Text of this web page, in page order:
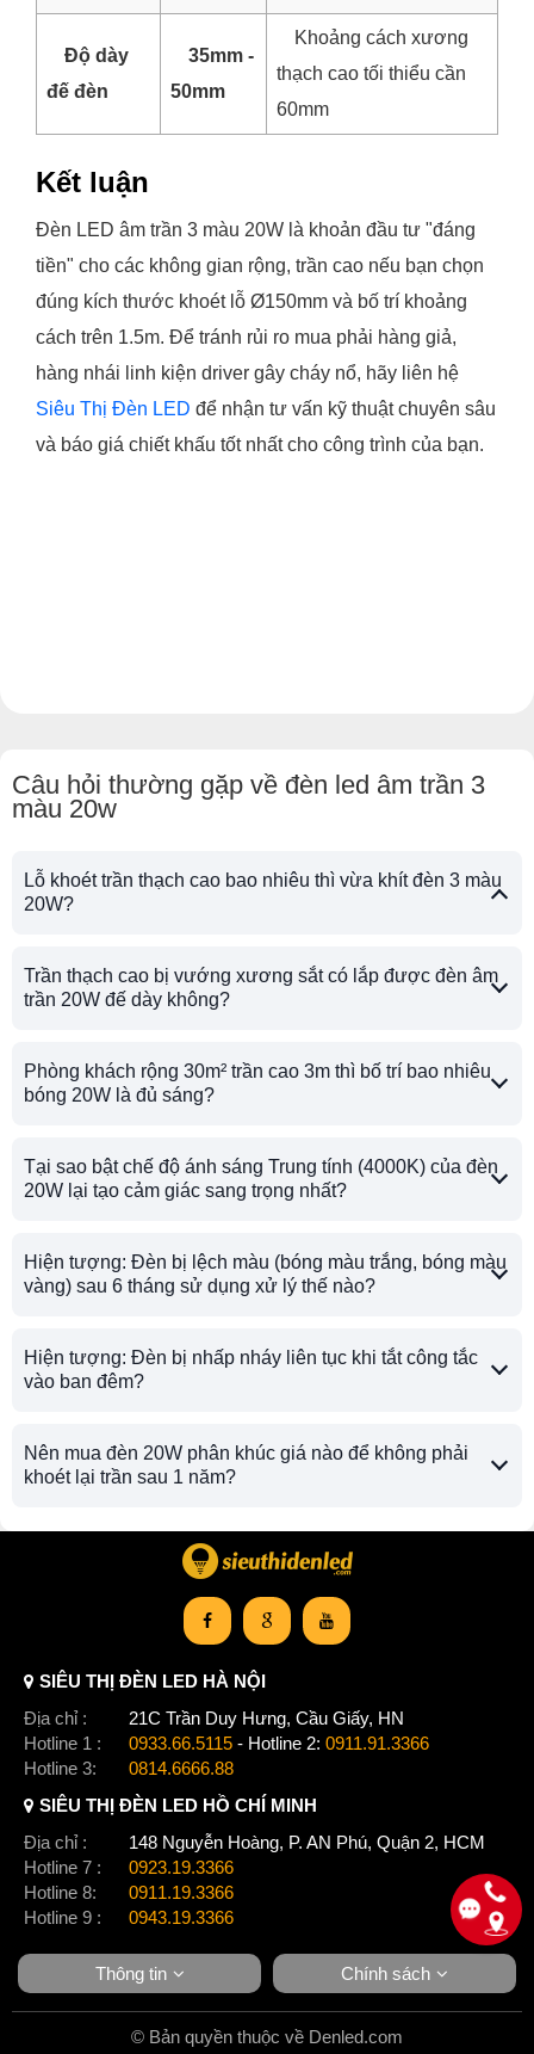
Độ dày
đế đèn
35mm -
50mm
Khoảng cách xương
thạch cao tối thiểu cần
60mm
Kết luận
Đèn LED âm trần 3 màu 20W là khoản đầu tư "đáng
tiền" cho các không gian rộng, trần cao nếu bạn chọn
đúng kích thước khoét lỗ Ø150mm và bố trí khoảng
cách trên 1.5m. Để tránh rủi ro mua phải hàng giả,
hàng nhái linh kiện driver gây cháy nổ, hãy liên hệ
Siêu Thị Đèn LED để nhận tư vấn kỹ thuật chuyên sâu
và báo giá chiết khấu tốt nhất cho công trình của bạn.
Câu hỏi thường gặp về đèn led âm trần 3
màu 20w
Lỗ khoét trần thạch cao bao nhiêu thì vừa khít đèn 3 màu
20W?
Trần thạch cao bị vướng xương sắt có lắp được đèn âm
trần 20W đế dày không?
Phòng khách rộng 30m² trần cao 3m thì bố trí bao nhiêu
bóng 20W là đủ sáng?
Tại sao bật chế độ ánh sáng Trung tính (4000K) của đèn
20W lại tạo cảm giác sang trọng nhất?
Hiện tượng: Đèn bị lệch màu (bóng màu trắng, bóng màu
vàng) sau 6 tháng sử dụng xử lý thế nào?
Hiện tượng: Đèn bị nhấp nháy liên tục khi tắt công tắc
vào ban đêm?
Nên mua đèn 20W phân khúc giá nào để không phải
khoét lại trần sau 1 năm?
SIÊU THỊ ĐÈN LED HÀ NỘI
Địa chỉ :
21C Trần Duy Hưng, Cầu Giấy, HN
Hotline 1 :
0933.66.5115 - Hotline 2: 0911.91.3366
Hotline 3:
0814.6666.88
SIÊU THỊ ĐÈN LED HỒ CHÍ MINH
Địa chỉ :
148 Nguyễn Hoàng, P. AN Phú, Quận 2, HCM
Hotline 7 :
0923.19.3366
Hotline 8:
0911.19.3366
Hotline 9 :
0943.19.3366
Thông tin Chính sách
© Bản quyền thuộc về Denled.com